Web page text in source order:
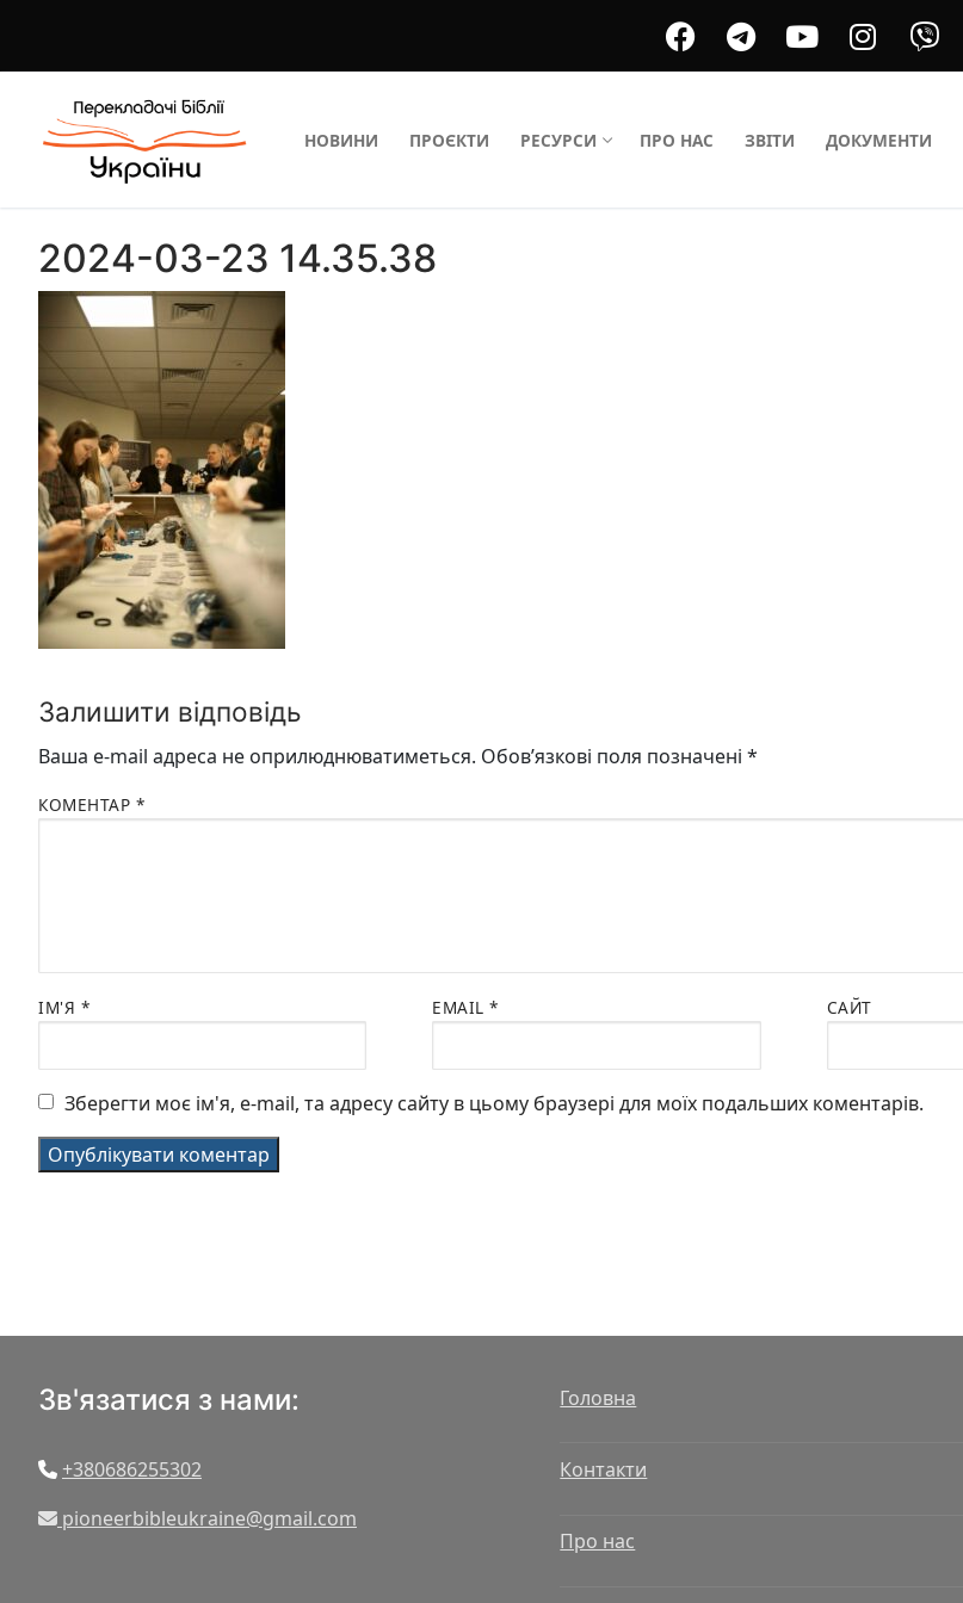
вмісту
НОВИНИ ПРОЄКТИ РЕСУРСИ ПРО НАС ЗВІТИ ДОКУМЕНТИ
2024-03-23 14.35.38
Залишити відповідь
Ваша e-mail адреса не оприлюднюватиметься. Обов’язкові поля позначені *
КОМЕНТАР *
ІМ'Я * EMAIL* САЙТ
Зберегти моє ім'я, e-mail, та адресу сайту в цьому браузері для моїх подальших коментарів.
Зв'язатися з нами:
+380686255302
pioneerbibleukraine@gmail.com
Головна
Контакти
Про нас